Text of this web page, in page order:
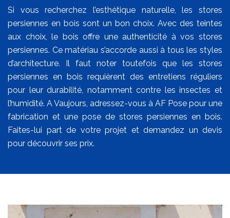
Si vous recherchez l’esthétique naturelle, les stores
persiennes en bois sont un bon choix. Avec des teintes
aux choix, le bois offre une authenticité à vos stores
persiennes. Ce matériau s’accorde aussi à tous les styles
d’architecture. Il faut noter toutefois que les stores
persiennes en bois requièrent des entretiens réguliers
pour leur durabilité, notamment contre les insectes et
l’humidité. A Vaujours, adressez-vous à AF Pose pour une
fabrication et une pose de stores persiennes en bois.
Faites-lui part de votre projet et demandez un devis
pour découvrir ses prix.